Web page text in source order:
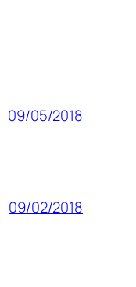
09/05/2018
09/02/2018